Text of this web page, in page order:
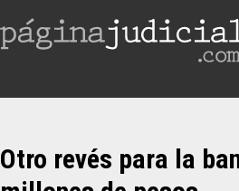
Otro revés para la